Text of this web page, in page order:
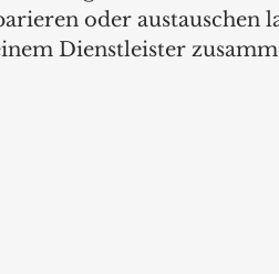
oder austauschen
Dienstleister